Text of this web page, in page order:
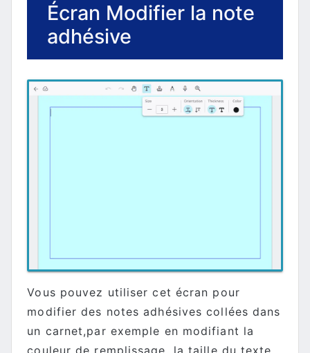
Écran Modifier la note
adhésive
Vous pouvez utiliser cet écran pour
modifier des notes adhésives collées dans
un carnet,par exemple en modifiant la